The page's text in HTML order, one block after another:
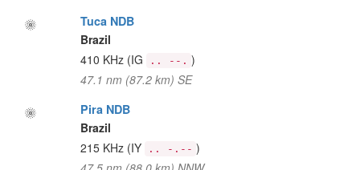
Tuca NDB
Brazil
410 KHz (IG .. --. )
47.1 nm (87.2 km) SE
Pira NDB
Brazil
215 KHz (IY .. -.-- )